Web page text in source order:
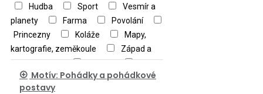
Hudba
Sport
Vesmír a
planety
Farma
Povolání
Princezny
Koláže
Mapy,
kartografie, zeměkoule
Západ a
východ slunce
Military
OstatníMotív: Pohádky a pohádkové
postavy